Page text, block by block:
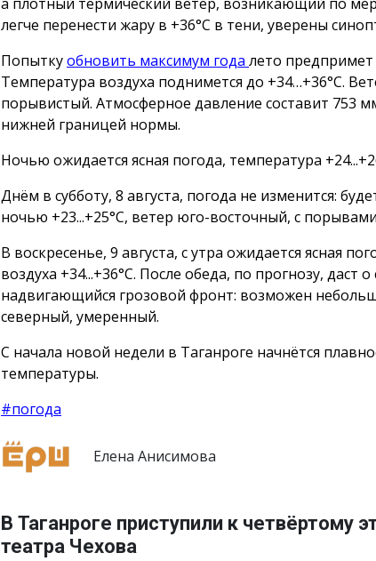
легче перенести жару в +36°С в тени, уверены
Попыткуобновить максимум года лето предпримет
Температура воздуха поднимется до +34…+36°С.
порывистый. Атмосферное давление составит 753 мм
нижней границей нормы.
Ночью ожидается ясная погода, температура
Днём в субботу, 8 августа, погода не изменится:
ночью +23...+25°С, ветер юго-восточный, с
В воскресенье, 9 августа, с утра ожидается ясная
воздуха +34...+36°С. После обеда, по прогнозу, даст о
надвигающийся грозовой фронт: возможен
северный, умеренный.
С начала новой недели в Таганроге начнётся
температуры.
#погода
Елена Анисимова
В Таганроге приступили к четвёртому
театра Чехова